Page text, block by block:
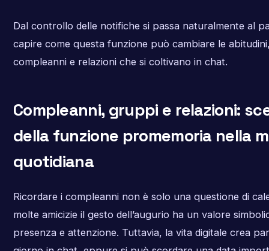
Dal controllo delle notifiche si passa naturalmente al
capire come questa funzione può cambiare le
compleanni e relazioni che si coltivano in chat.
Compleanni, gruppi e relazioni:
della funzione promemoria nella
quotidiana
Ricordare i compleanni non è solo una questione di
molte amicizie il gesto dell’augurio ha un valore
presenza e attenzione. Tuttavia, la vita digitale crea